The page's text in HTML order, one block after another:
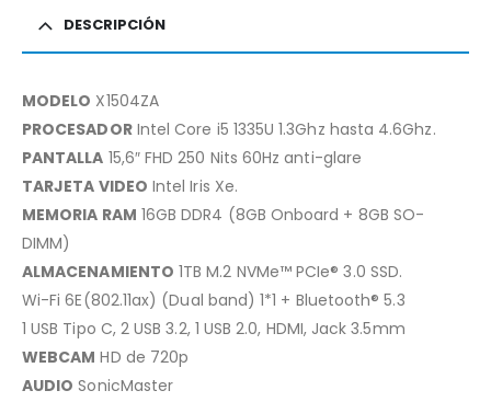
DESCRIPCIÓN
MODELO X1504ZA
PROCESADORIntel Core i5 1335U 1.3Ghz hasta 4.6Ghz.
PANTALLA 15,6″ FHD 250 Nits 60Hz anti-glare
TARJETA VIDEO Intel Iris Xe.
MEMORIA RAM 16GB DDR4 (8GB Onboard + 8GB SO-
DIMM)
ALMACENAMIENTO 1TB M.2 NVMe™ PCIe® 3.0 SSD.
Wi-Fi 6E(802.11ax) (Dual band) 1*1 + Bluetooth® 5.3
1 USB Tipo C, 2 USB 3.2, 1 USB 2.0, HDMI, Jack 3.5mm
WEBCAM HD de 720p
AUDIO SonicMaster